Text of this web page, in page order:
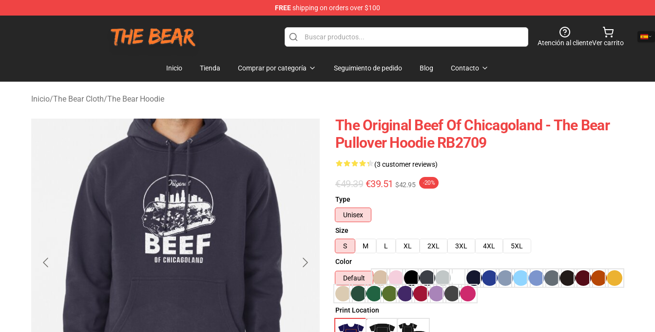
FREEshipping on orders over $100
Atención al clienteVer carrito
Inicio Tienda Comprar por categoría Seguimiento de pedido Blog Contacto
Inicio/The Bear Cloth/The Bear Hoodie
The Original Beef Of Chicagoland - The Bear
Pullover Hoodie RB2709
(3 customer reviews)
€49.39 €39.51 $42.95 -20%
Type
Unisex
Size
S
M L XL 2XL 3XL 4XL
5XL
Color
Default
Print Location